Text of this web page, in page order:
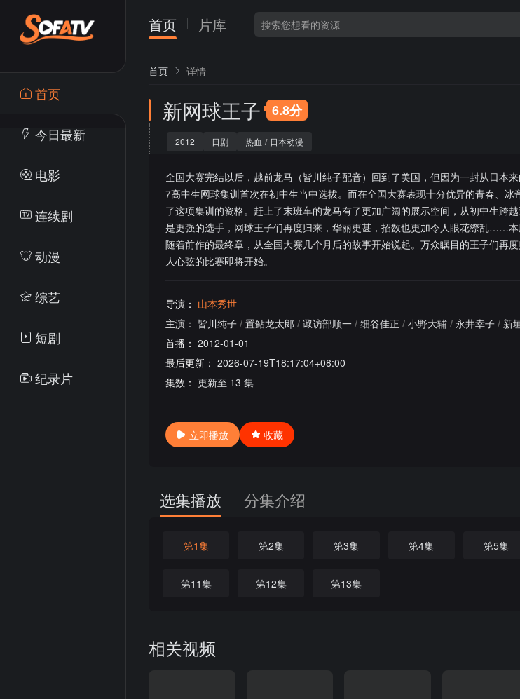
首页
今日最新
电影
连续剧
动漫
综艺
短剧
纪录片
首页 片库
首页 详情
新网球王子 6.8分
2012 日剧 热血 / 日本动漫
全国大赛完结以后，越前龙马（皆川纯子配音）回到了美国，但因为一封从日本
7高中生网球集训首次在初中生当中选拔。而在全国大赛表现十分优异的青春、
了这项集训的资格。赶上了末班车的龙马有了更加广阔的展示空间，从初中生跨
是更强的选手，网球王子们再度归来，华丽更甚，招数也更加令人眼花缭乱……
随着前作的最终章，从全国大赛几个月后的故事开始说起。万众瞩目的王子们再
人心弦的比赛即将开始。
导演： 山本秀世
主演： 皆川纯子 / 置鲇龙太郎 / 诹访部顺一 / 细谷佳正 / 小野大辅 / 永井幸子 / 新
首播： 2012-01-01
最后更新： 2026-07-19T18:17:04+08:00
集数： 更新至 13 集
立即播放 收藏
选集播放 分集介绍
第1集 第2集 第3集 第4集 第5集
第11集 第12集 第13集
相关视频